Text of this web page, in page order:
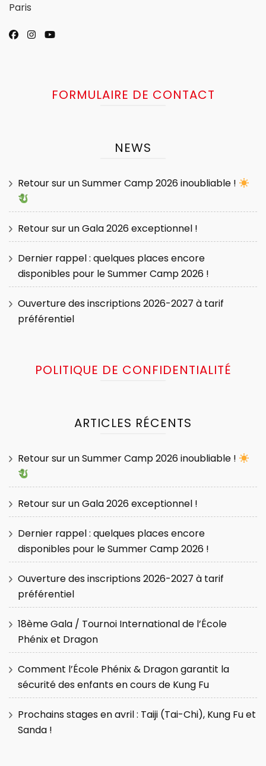
Paris
FORMULAIRE DE CONTACT
NEWS
Retour sur un Summer Camp 2026 inoubliable !
Retour sur un Gala 2026 exceptionnel !
Dernier rappel : quelques places encore
disponibles pour le Summer Camp 2026 !
Ouverture des inscriptions 2026-2027 à tarif
préférentiel
POLITIQUE DE CONFIDENTIALITÉ
ARTICLES RÉCENTS
Retour sur un Summer Camp 2026 inoubliable !
Retour sur un Gala 2026 exceptionnel !
Dernier rappel : quelques places encore
disponibles pour le Summer Camp 2026 !
Ouverture des inscriptions 2026-2027 à tarif
préférentiel
18ème Gala / Tournoi International de l’École
Phénix et Dragon
Comment l’École Phénix & Dragon garantit la
sécurité des enfants en cours de Kung Fu
Prochains stages en avril : Taiji (Tai-Chi), Kung Fu et
Sanda !